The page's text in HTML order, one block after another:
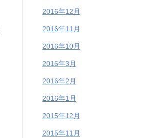
2016年12月
2016年11月
2016年10月
2016年3月
2016年2月
2016年1月
2015年12月
2015年11月